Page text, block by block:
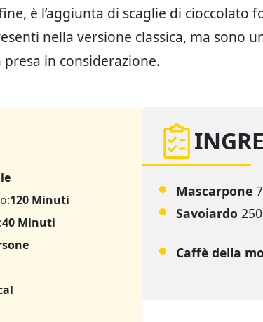
è l’aggiunta di scaglie di cioccolato
nella versione classica, ma sono
presa in considerazione.
120 Minuti
40 Minuti
Mascarpone
Savoiardo
Caffè della